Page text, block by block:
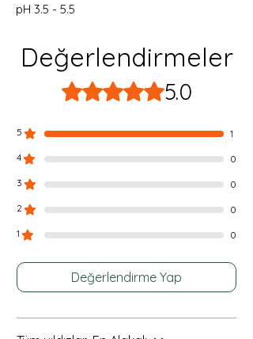
pH 3.5 - 5.5
Değerlendirmeler
5 üzerinden 5 yıldız5.0
5
1
4
0
3
0
2
0
1
0
Değerlendirme Yap